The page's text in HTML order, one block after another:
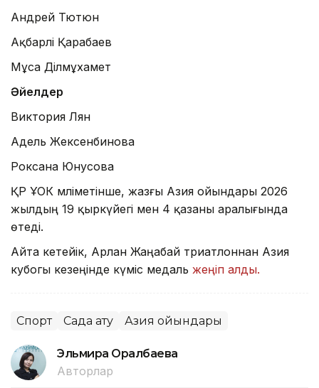
Андрей Тютюн
Ақбарәлі Қарабаев
Мұса Ділмұхамет
Әйелдер
Виктория Лян
Адель Жексенбинова
Роксана Юнусова
ҚР ҰОК мәліметінше, жазғы Азия ойындары 2026
жылдың 19 қыркүйегі мен 4 қазаны аралығында
өтеді.
Айта кетейік, Арлан Жаңабай триатлоннан Азия
кубогы кезеңінде күміс медаль жеңіп алды.
Спорт Садақ ату Азия ойындары
Эльмира Оралбаева
Авторлар